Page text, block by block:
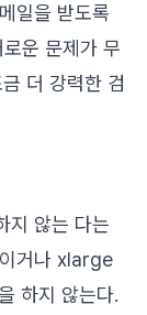
일을 받도록
운 문제가 무
더 강력한 검
지 않는 다는
거나 xlarge
하지 않는다.